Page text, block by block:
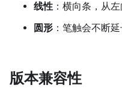
线性：横向条，从左
圆形 ：笔触会不断
版本兼容性